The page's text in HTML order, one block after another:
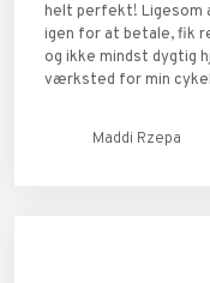
helt perfekt! Ligesom
igen for at betale, fik
og ikke mindst dygtig
værksted for min
Maddi Rzepa